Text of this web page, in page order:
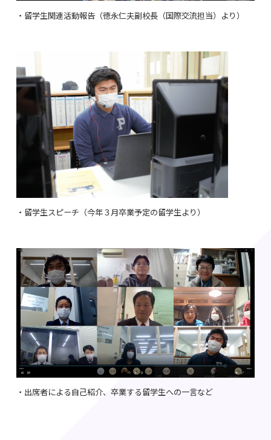
・留学生関連活動報告（徳永仁夫副校長（国際交流担当）より）
・留学生スピーチ（今年３月卒業予定の留学生より）
・出席者による自己紹介、卒業する留学生への一言など